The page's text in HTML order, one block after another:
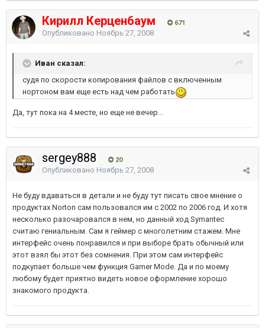
Кирилл Керценбаум 671
Опубликовано Ноябрь 27, 2008
Иван сказал:
судя по скорости копирования файлов с включенным
нортоном вам еще есть над чем работать
Да, тут пока на 4 месте, но еще не вечер...
sergey888 20
Опубликовано Ноябрь 27, 2008
Не буду вдаваться в детали и не буду тут писать свое мнение о
продуктах Norton сам пользовался им с 2002 по 2006 год. И хотя
несколько разочаровался в нем, но данный ход Symantec
считаю гениальным. Сам я геймер с многолетним стажем. Мне
интерфейс очень понравился и при выборе брать обычный или
этот взял бы этот без сомнения. При этом сам интерфейс
подкупает больше чем функция Gamer Mode. Да и по моему
любому будет приятно видеть новое оформление хорошо
знакомого продукта.